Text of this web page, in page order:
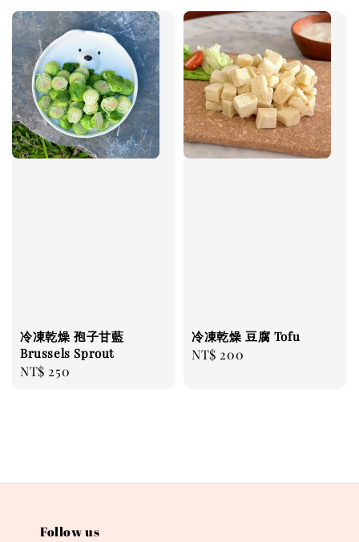
冷凍乾燥 孢子甘藍
Brussels Sprout
Regular
NT$ 250
冷凍乾燥 豆腐 Tofu
Regular
NT$ 200
Follow us